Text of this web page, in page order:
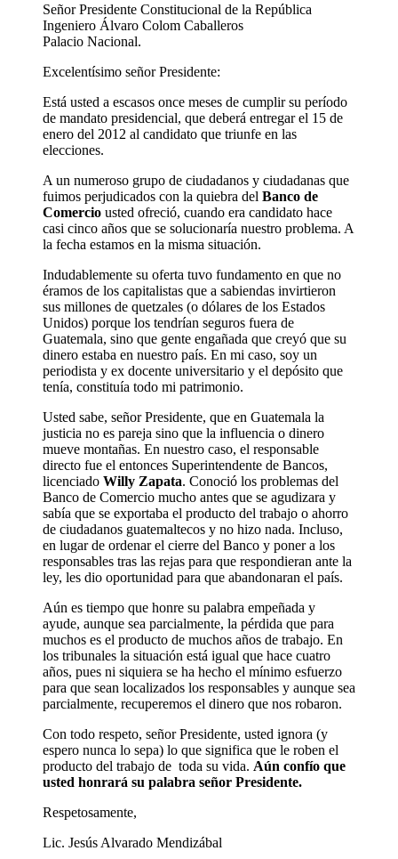
Señor Presidente Constitucional de la República
Ingeniero Álvaro Colom Caballeros
Palacio Nacional.
Excelentísimo señor Presidente:
Está usted a escasos once meses de cumplir su período
de mandato presidencial, que deberá entregar el 15 de
enero del 2012 al candidato que triunfe en las
elecciones.
A un numeroso grupo de ciudadanos y ciudadanas que
fuimos perjudicados con la quiebra del Banco de
Comercio usted ofreció, cuando era candidato hace
casi cinco años que se solucionaría nuestro problema. A
la fecha estamos en la misma situación.
Indudablemente su oferta tuvo fundamento en que no
éramos de los capitalistas que a sabiendas invirtieron
sus millones de quetzales (o dólares de los Estados
Unidos) porque los tendrían seguros fuera de
Guatemala, sino que gente engañada que creyó que su
dinero estaba en nuestro país. En mi caso, soy un
periodista y ex docente universitario y el depósito que
tenía, constituía todo mi patrimonio.
Usted sabe, señor Presidente, que en Guatemala la
justicia no es pareja sino que la influencia o dinero
mueve montañas. En nuestro caso, el responsable
directo fue el entonces Superintendente de Bancos,
licenciado Willy Zapata. Conoció los problemas del
Banco de Comercio mucho antes que se agudizara y
sabía que se exportaba el producto del trabajo o ahorro
de ciudadanos guatemaltecos y no hizo nada. Incluso,
en lugar de ordenar el cierre del Banco y poner a los
responsables tras las rejas para que respondieran ante la
ley, les dio oportunidad para que abandonaran el país.
Aún es tiempo que honre su palabra empeñada y
ayude, aunque sea parcialmente, la pérdida que para
muchos es el producto de muchos años de trabajo. En
los tribunales la situación está igual que hace cuatro
años, pues ni siquiera se ha hecho el mínimo esfuerzo
para que sean localizados los responsables y aunque sea
parcialmente, recuperemos el dinero que nos robaron.
Con todo respeto, señor Presidente, usted ignora (y
espero nunca lo sepa) lo que significa que le roben el
producto del trabajo de toda su vida. Aún confío que
usted honrará su palabra señor Presidente.
Respetosamente,
Lic. Jesús Alvarado Mendizábal